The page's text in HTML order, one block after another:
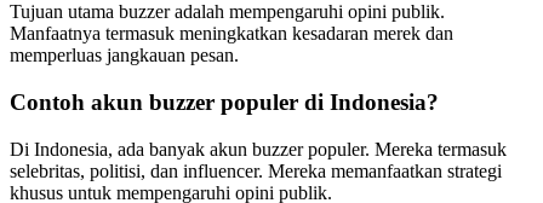
Tujuan utama buzzer adalah mempengaruhi opini publik.
Manfaatnya termasuk meningkatkan kesadaran merek dan
memperluas jangkauan pesan.
Contoh akun buzzer populer di Indonesia?
Di Indonesia, ada banyak akun buzzer populer. Mereka termasuk
selebritas, politisi, dan influencer. Mereka memanfaatkan strategi
khusus untuk mempengaruhi opini publik.